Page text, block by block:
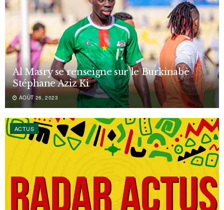
Al Masry se renseigne sur le Burkinabè
Stéphane Aziz Ki
AOÛT 26, 2023
ACTUS